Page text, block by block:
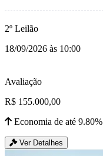
2º Leilão
18/09/2026 às 10:00
Avaliação
R$ 155.000,00
Economia de até 9.80%
Ver Detalhes